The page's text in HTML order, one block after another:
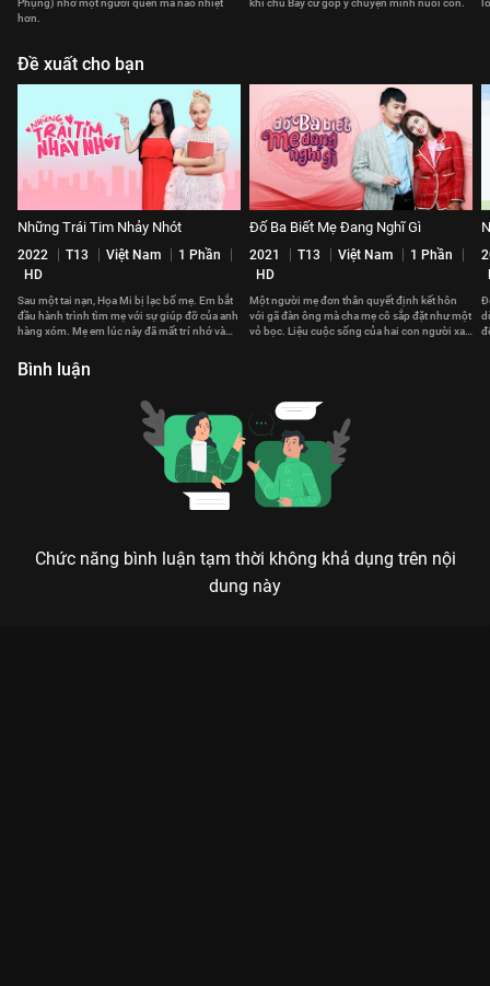
Phụng) nhờ một người quen mà náo nhiệt
hơn.
khi chú Bảy cứ góp ý chuyện mình nuôi con.
Đề xuất cho bạn
Những Trái Tim Nhảy Nhót
2022 T13 Việt Nam
1 Phần
HD
Sau một tai nạn, Họa Mi bị lạc bố mẹ. Em bắt
đầu hành trình tìm mẹ với sự giúp đỡ của anh
hàng xóm. Mẹ em lúc này đã mất trí nhớ và
Đố Ba Biết Mẹ Đang Nghĩ Gì
2021 T13 Việt Nam
1 Phần
HD
Một người mẹ đơn thân quyết định kết hôn
với gã đàn ông mà cha mẹ cô sắp đặt như một
vỏ bọc. Liệu cuộc sống của hai con người xa
Bình luận
Chức năng bình luận tạm thời không khả dụng trên nội
dung này